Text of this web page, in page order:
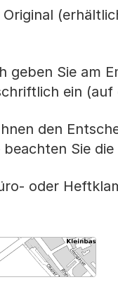
geben Sie am
ein (auf
den
Sie
oder
MapBS.
wird in einem